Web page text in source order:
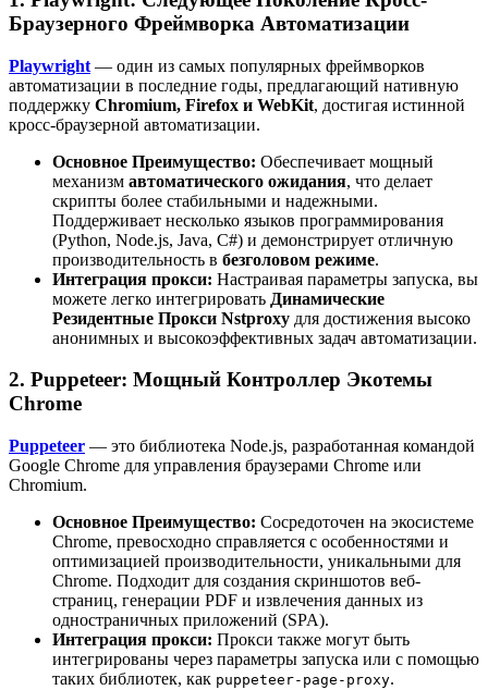
Браузерного Фреймворка Автоматизации
Playwright — один из самых популярных фреймворков
автоматизации в последние годы, предлагающий нативную
поддержку Chromium, Firefox и WebKit, достигая истинной
кросс-браузерной автоматизации.
Основное Преимущество: Обеспечивает мощный
механизм автоматического ожидания, что делает
скрипты более стабильными и надежными.
Поддерживает несколько языков программирования
(Python, Node.js, Java, C#) и демонстрирует отличную
производительность в безголовом режиме.
Интеграция прокси: Настраивая параметры запуска, вы
можете легко интегрировать Динамические
Резидентные Прокси Nstproxy для достижения высоко
анонимных и высокоэффективных задач автоматизации.
2. Puppeteer: Мощный Контроллер Экотемы
Chrome
Puppeteer — это библиотека Node.js, разработанная командой
Google Chrome для управления браузерами Chrome или
Chromium.
Основное Преимущество: Сосредоточен на экосистеме
Chrome, превосходно справляется с особенностями и
оптимизацией производительности, уникальными для
Chrome. Подходит для создания скриншотов веб-
страниц, генерации PDF и извлечения данных из
одностраничных приложений (SPA).
Интеграция прокси: Прокси также могут быть
интегрированы через параметры запуска или с помощью
таких библиотек, как puppeteer-page-proxy.